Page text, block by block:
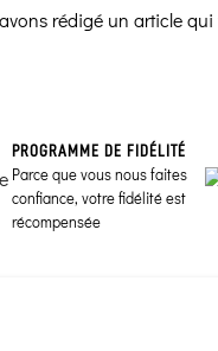
rédigé un article
PROGRAMME DE FIDÉLITÉ
Parce que vous nous faites
confiance, votre fidélité est
récompensée